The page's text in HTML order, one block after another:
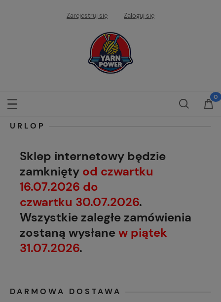
Zarejestruj się Zaloguj się
URLOP
Sklep internetowy będzie
zamknięty od czwartku
16.07.2026 do
czwartku 30.07.2026.
Wszystkie zaległe zamówienia
zostaną wysłanew piątek
31.07.2026.
DARMOWA DOSTAWA